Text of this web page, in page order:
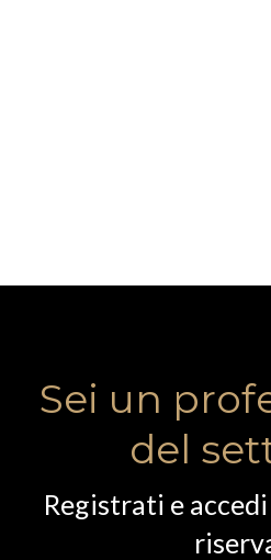
Sei un
del
Registrati e